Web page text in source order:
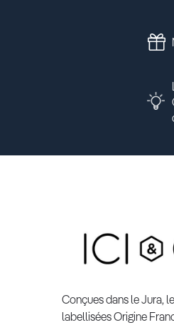
Conçues dans le Jura,
labellisées Origine